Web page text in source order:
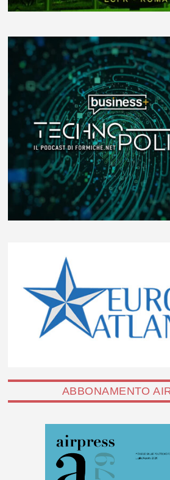
ABBONAMENTO